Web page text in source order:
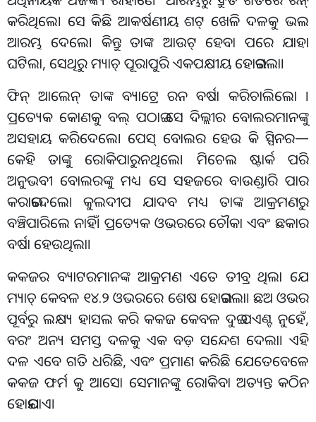
କରିଥିଲେ। ସେ କିଛି ଆକର୍ଷଣୀୟ ଶଟ୍ ଖେଳି ଦଳକୁ ଭଲ
ଆରମ୍ଭ ଦେଲେ। କିନ୍ତୁ ତାଙ୍କ ଆଉଟ୍ ହେବା ପରେ ଯାହା
ଘଟିଲା, ସେଥିରୁ ମ୍ୟାଚ୍ ପୂରାପୁରି ଏକପକ୍ଷୀୟ ହୋଇଗଲା।
ଫିନ୍ ଆଲେନ୍ ତାଙ୍କ ବ୍ୟାଟ୍ରେ ରନ ବର୍ଷା କରିଚାଲିଲୋ ।
ପ୍ରତ୍ୟେକ କୋଣକୁ ବଲ୍ ପଠାଇ ସେ ଦିଲ୍ଲୀର ବୋଲରମାନଙ୍କୁ
ଅସହାୟ କରିଦେଲେ। ପେସ୍ ବୋଲର ହେଉ କି ସ୍ପିନର—
କେହି ତାଙ୍କୁ ରୋକିପାରୁନଥିଲେ। ମିଚେଲ ଷ୍ଟାର୍କ ପରି
ଅନୁଭବୀ ବୋଲରଙ୍କୁ ମଧ୍ୟ ସେ ସହଜରେ ବାଉଣ୍ଡାରି ପାର
କରାଇଦେଲେ। କୁଲଦୀପ ଯାଦବ ମଧ୍ୟ ତାଙ୍କ ଆକ୍ରମଣରୁ
ବଞ୍ଚିପାରିଲେ ନାହିଁ। ପ୍ରତ୍ୟେକ ଓଭରରେ ଚୌକା ଏବଂ ଛକାର
ବର୍ଷା ହେଉଥିଲା।
କକଜର ବ୍ୟାଟରମାନଙ୍କ ଆକ୍ରମଣ ଏତେ ତୀବ୍ର ଥିଲା ଯେ
ମ୍ୟାଚ୍ କେବଳ ୧୪.୨ ଓଭରରେ ଶେଷ ହୋଇଗଲା। ଛଅ ଓଭର
ପୂର୍ବରୁ ଲକ୍ଷ୍ୟ ହାସଲ କରି କକଜ କେବଳ ଦୁଇ ପଏଣ୍ଟ ନୁହେଁ,
ବରଂ ଅନ୍ୟ ସମସ୍ତ ଦଳକୁ ଏକ ବଡ଼ ସନ୍ଦେଶ ଦେଲା। ଏହି
ଦଳ ଏବେ ଗତି ଧରିଛି, ଏବଂ ପ୍ରମାଣ କରିଛି ଯେତେବେଳେ
କକଜ ଫର୍ମ କୁ ଆସୋ ସେମାନଙ୍କୁ ରୋକିବା ଅତ୍ୟନ୍ତ କଠିନ
ହୋଇଯାଏ।